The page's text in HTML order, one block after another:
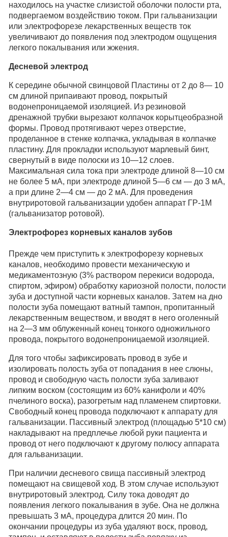
находилось на участке слизистой оболочки полости рта,
подвергаемом воздействию током. При гальванизации
или электрофорезе лекарственных веществ ток
увеличивают до появления под электродом ощущения
легкого покалывания или жжения.
Десневой электрод
К середине обычной свинцовой Пластины от 2 до 8— 10
см длиной припаивают провод, покрытый
водонепроницаемой изоляцией. Из резиновой
дренажной трубки вырезают колпачок корытцеобразной
формы. Провод протягивают через отверстие,
проделанное в стенке колпачка, укладывая в колпачке
пластину. Для прокладки используют марлевый бинт,
свернутый в виде полоски из 10—12 слоев.
Максимальная сила тока при электроде длиной 8—10 см
не более 5 мА, при электроде длиной 5—6 см — до 3 мА,
а при длине 2—4 см — до 2 мА. Для проведения
внутриротовой гальванизации удобен аппарат ГР-1М
(гальванизатор ротовой).
Электрофорез корневых каналов зубов
Прежде чем приступить к электрофорезу корневых
каналов, необходимо провести механическую и
медикаментозную (3% раствором перекиси водорода,
спиртом, эфиром) обработку кариозной полости, полости
зуба и доступной части корневых каналов. Затем на дно
полости зуба помещают ватный тампон, пропитанный
лекарственным веществом, и вводят в него оголенный
на 2—3 мм облуженный конец тонкого одножильного
провода, покрытого водонепроницаемой изоляцией.
Для того чтобы зафиксировать провод в зубе и
изолировать полость зуба от попадания в нее слюны,
провод и свободную часть полости зуба заливают
липким воском (состоящим из 60% канифоли и 40%
пчелиного воска), разогретым над пламенем спиртовки.
Свободный конец провода подключают к аппарату для
гальванизации. Пассивный электрод (площадью 5*10 см)
накладывают на предплечье любой руки пациента и
провод от него подключают к другому полюсу аппарата
для гальванизации.
При наличии десневого свища пассивный электрод
помещают на свищевой ход. В этом случае используют
внутриротовый электрод. Силу тока доводят до
появления легкого покалывания в зубе. Она не должна
превышать 3 мА, процедура длится 20 мин. По
окончании процедуры из зуба удаляют воск, провод,